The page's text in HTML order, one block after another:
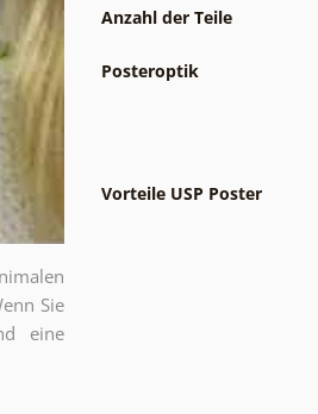
Sie
eine
Anzahl der Teile
Posteroptik
Vorteile USP Poster